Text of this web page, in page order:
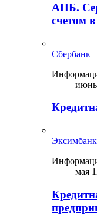
АПБ.
счетом
Сбербанк
Эксимбанк
мая